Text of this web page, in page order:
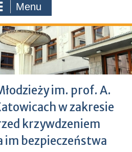
Menu
im. prof. A.
w zakresie
krzywdzeniem
im bezpieczeństwa